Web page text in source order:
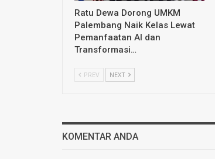
Ratu Dewa Dorong UMKM
Palembang Naik Kelas Lewat
Pemanfaatan AI dan
Transformasi…
PREV NEXT
KOMENTAR ANDA